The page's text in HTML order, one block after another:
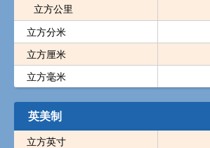
立方公里
立方分米
立方厘米
立方毫米
英美制
立方英寸